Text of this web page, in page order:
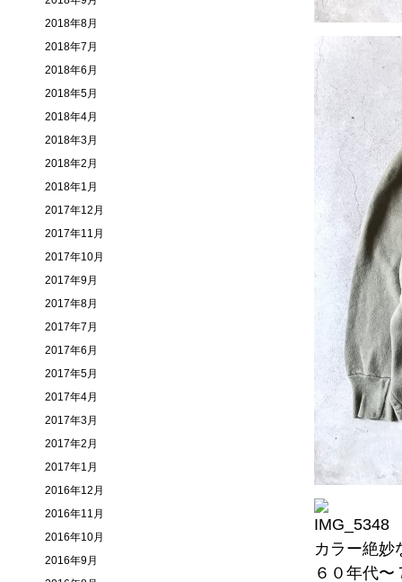
カラー絶妙
６０年代
2018年8月
2018年7月
2018年6月
2018年5月
2018年4月
2018年3月
2018年2月
2018年1月
2017年12月
2017年11月
2017年10月
2017年9月
2017年8月
2017年7月
2017年6月
2017年5月
2017年4月
2017年3月
2017年2月
2017年1月
2016年12月
2016年11月
2016年10月
2016年9月